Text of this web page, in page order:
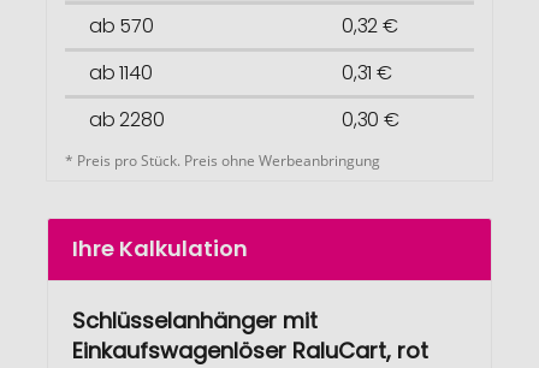
ab 570
0,32 €
ab 1140
0,31 €
ab 2280
0,30 €
* Preis pro Stück. Preis ohne Werbeanbringung
Ihre Kalkulation
Schlüsselanhänger mit
Einkaufswagenlöser RaluCart, rot